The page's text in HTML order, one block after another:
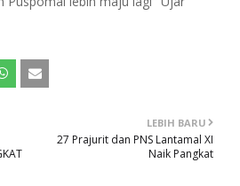
LEBIH BARU
27 Prajurit dan PNS Lantamal XI
Naik Pangkat